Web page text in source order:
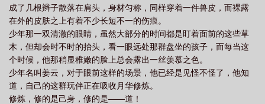
成了几根辫子散落在肩头，身材匀称，同样穿着一件兽皮，而裸露
在外的皮肤之上有着不少长短不一的伤痕。
少年那一双清澈的眼睛，虽然大部分的时间都是盯着面前的这些草
木，但却会时不时的抬头，看一眼远处那群盘坐的孩子，而每当这
个时候，他那稍显稚嫩的脸上总会露出一丝羡慕之色。
少年名叫姜云，对于眼前这样的场景，他已经是见怪不怪了，他知
道，自己的这群玩伴正在吸收月华修炼。
修炼，修的是己身，修的是——道！